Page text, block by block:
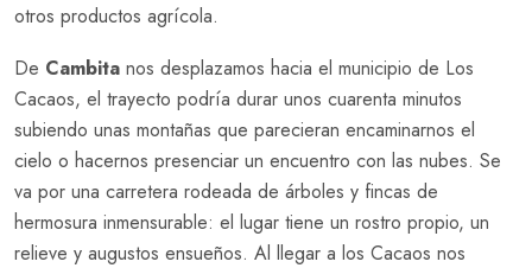
otros productos agrícola.
De Cambita nos desplazamos hacia el municipio de Los
Cacaos, el trayecto podría durar unos cuarenta minutos
subiendo unas montañas que parecieran encaminarnos el
cielo o hacernos presenciar un encuentro con las nubes. Se
va por una carretera rodeada de árboles y fincas de
hermosura inmensurable: el lugar tiene un rostro propio, un
relieve y augustos ensueños. Al llegar a los Cacaos nos